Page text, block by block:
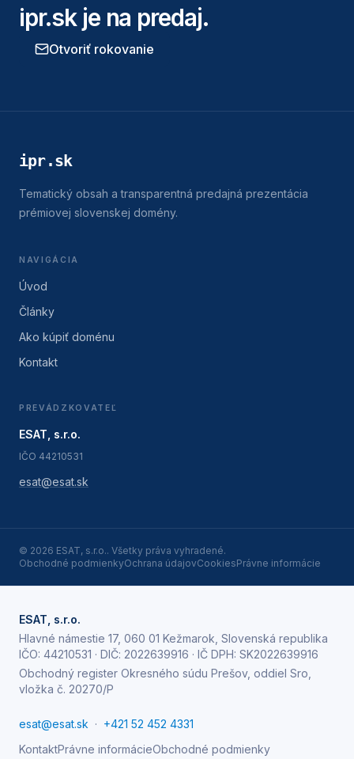
ipr.skje na predaj.
Otvoriť rokovanie
ipr.sk
Tematický obsah a transparentná predajná prezentácia
prémiovej slovenskej domény.
NAVIGÁCIA
Úvod
Články
Ako kúpiť doménu
Kontakt
PREVÁDZKOVATEĽ
ESAT, s.r.o.
IČO 44210531
esat@esat.sk
© 2026 ESAT, s.r.o.. Všetky práva vyhradené.
Obchodné podmienkyOchrana údajovCookiesPrávne informácie
ESAT, s.r.o.
Hlavné námestie 17, 060 01 Kežmarok, Slovenská republika
IČO: 44210531 · DIČ: 2022639916 · IČ DPH: SK2022639916
Obchodný register Okresného súdu Prešov, oddiel Sro,
vložka č. 20270/P
esat@esat.sk · +421 52 452 4331
KontaktPrávne informácieObchodné podmienky